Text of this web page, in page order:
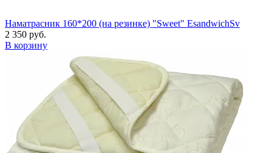
Наматрасник 160*200 (на резинке) "Sweet" EsandwichSv
2 350 руб.
В корзину